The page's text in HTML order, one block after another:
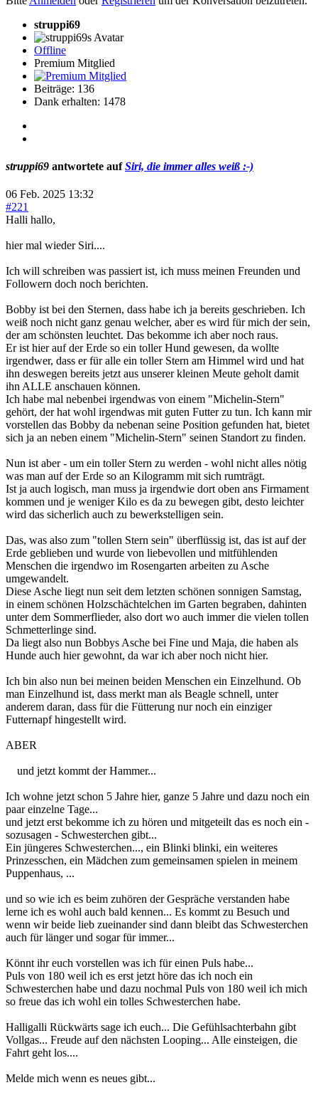
struppi69
Offline
Premium Mitglied
Beiträge: 136
Dank erhalten: 1478
struppi69 antwortete aufSiri, die immer alles weiß :-)
06 Feb. 2025 13:32
#221
Halli hallo,
hier mal wieder Siri....
Ich will schreiben was passiert ist, ich muss meinen Freunden und
Followern doch noch berichten.
Bobby ist bei den Sternen, dass habe ich ja bereits geschrieben. Ich
weiß noch nicht ganz genau welcher, aber es wird für mich der sein,
der am schönsten leuchtet. Das bekomme ich aber noch raus.
Er ist hier auf der Erde so ein toller Hund gewesen, da wollte
irgendwer, dass er für alle ein toller Stern am Himmel wird und hat
ihn deswegen bereits jetzt aus unserer kleinen Meute geholt damit
ihn ALLE anschauen können.
Ich habe mal nebenbei irgendwas von einem "Michelin-Stern"
gehört, der hat wohl irgendwas mit guten Futter zu tun. Ich kann mir
vorstellen das Bobby da nebenan seine Position gefunden hat, bietet
sich ja an neben einem "Michelin-Stern" seinen Standort zu finden.
Nun ist aber - um ein toller Stern zu werden - wohl nicht alles nötig
was man auf der Erde so an Kilogramm mit sich rumträgt.
Ist ja auch logisch, man muss ja irgendwie dort oben ans Firmament
kommen und je weniger Kilo es da zu bewegen gibt, desto leichter
wird das sicherlich auch zu bewerkstelligen sein.
Das, was also zum "tollen Stern sein" überflüssig ist, das ist auf der
Erde geblieben und wurde von liebevollen und mitfühlenden
Menschen die irgendwo im Rosengarten arbeiten zu Asche
umgewandelt.
Diese Asche liegt nun seit dem letzten schönen sonnigen Samstag,
in einem schönen Holzschächtelchen im Garten begraben, dahinten
unter dem Sommerflieder, also dort wo auch immer die vielen tollen
Schmetterlinge sind.
Da liegt also nun Bobbys Asche bei Fine und Maja, die haben als
Hunde auch hier gewohnt, da war ich aber noch nicht hier.
Ich bin also nun bei meinen beiden Menschen ein Einzelhund. Ob
man Einzelhund ist, dass merkt man als Beagle schnell, unter
anderem daran, dass für die Fütterung nur noch ein einziger
Futternapf hingestellt wird.
ABER
und jetzt kommt der Hammer...
Ich wohne jetzt schon 5 Jahre hier, ganze 5 Jahre und dazu noch ein
paar einzelne Tage...
und jetzt erst bekomme ich zu hören und mitgeteilt das es noch ein -
sozusagen - Schwesterchen gibt...
Ein jüngeres Schwesterchen..., ein Blinki blinki, ein weiteres
Prinzesschen, ein Mädchen zum gemeinsamen spielen in meinem
Puppenhaus, ...
und so wie ich es beim zuhören der Gespräche verstanden habe
lerne ich es wohl auch bald kennen... Es kommt zu Besuch und
wenn wir beide lieb zueinander sind dann bleibt das Schwesterchen
auch für länger und sogar für immer...
Könnt ihr euch vorstellen was ich für einen Puls habe...
Puls von 180 weil ich es erst jetzt höre das ich noch ein
Schwesterchen habe und dazu nochmal Puls von 180 weil ich mich
so freue das ich wohl ein tolles Schwesterchen habe.
Halligalli Rückwärts sage ich euch... Die Gefühlsachterbahn gibt
Vollgas... Freude auf den nächsten Looping... Alle einsteigen, die
Fahrt geht los....
Melde mich wenn es neues gibt...